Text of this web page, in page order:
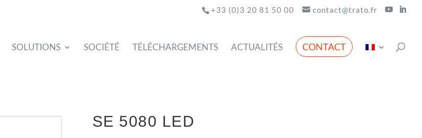
+33 (0)3 20 81 50 00 contact@trato.fr
SOLUTIONS SOCIÉTÉ TÉLÉCHARGEMENTS ACTUALITÉS CONTACT
SE 5080 LED